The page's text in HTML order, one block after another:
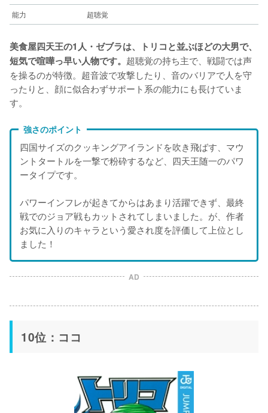
能力 超聴覚
美食屋四天王の1人・ゼブラは、トリコと並ぶほどの大男で、
短気で喧嘩っ早い人物です。 超聴覚の持ち主で、戦闘では声
を操るのが特徴。超音波で攻撃したり、音のバリアで人を守
ったりと、顔に似合わずサポート系の能力にも長けていま
す。
強さのポイント
四国サイズのクッキングアイランドを吹き飛ばす、マウ
ントタートルを一撃で粉砕するなど、四天王随一のパワ
ータイプです。
パワーインフレが起きてからはあまり活躍できず、最終
戦でのジョア戦もカットされてしまいました。が、作者
お気に入りのキャラという愛され度を評価して上位とし
ました！
AD
10位：ココ